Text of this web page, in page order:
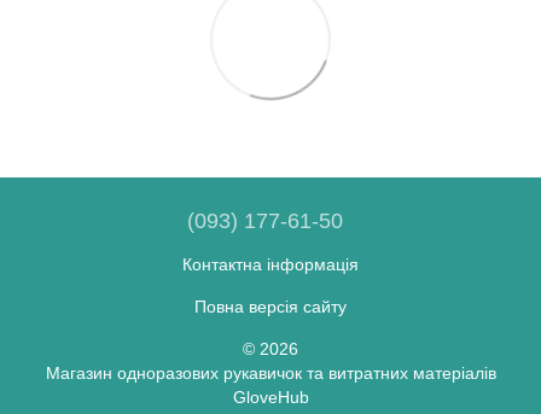
(093) 177-61-50
Контактна інформація
Повна версія сайту
© 2026
Магазин одноразових рукавичок та витратних матеріалів
GloveHub